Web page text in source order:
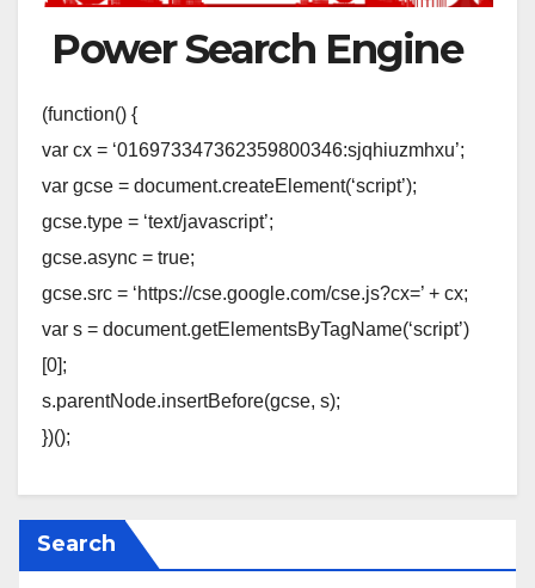
Power Search Engine
(function() {
var cx = ‘016973347362359800346:sjqhiuzmhxu’;
var gcse = document.createElement(‘script’);
gcse.type = ‘text/javascript’;
gcse.async = true;
gcse.src = ‘https://cse.google.com/cse.js?cx=’ + cx;
var s = document.getElementsByTagName(‘script’)
[0];
s.parentNode.insertBefore(gcse, s);
})();
Search